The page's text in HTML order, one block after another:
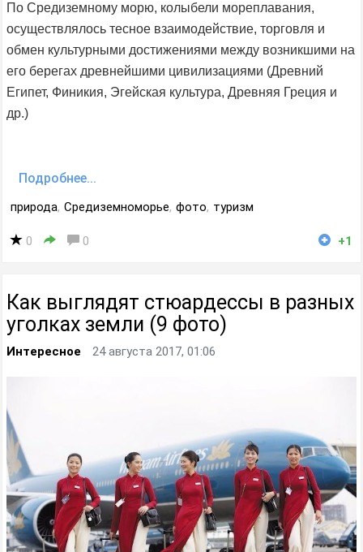
По Средиземному морю, колыбели мореплавания,
осуществлялось тесное взаимодействие, торговля и
обмен культурными достижениями между возникшими на
его берегах древнейшими цивилизациями (Древний
Египет, Финикия, Эгейская культура, Древняя Греция и
др.)
Подробнее...
природа, Средиземноморье, фото, туризм
0 0 +1
Как выглядят стюардессы в разных
уголках земли (9 фото)
Интересное 24 августа 2017, 01:06